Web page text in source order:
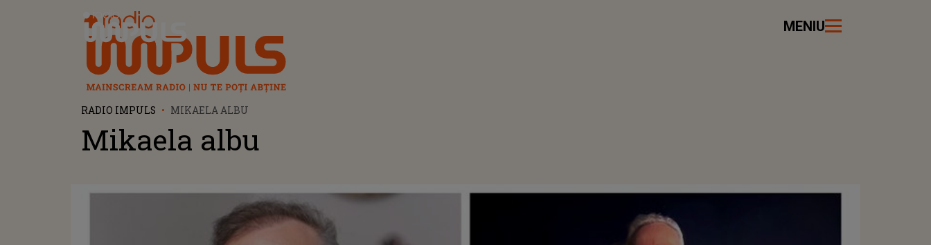
Radio Impuls MENIU
RADIO IMPULS MIKAELA ALBU
Mikaela albu